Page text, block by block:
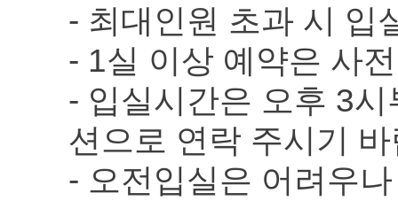
- 최대인원 초과 시 입
- 1실 이상 예약은 사
- 입실시간은 오후 3
션으로 연락 주시기
- 오전입실은 어려우